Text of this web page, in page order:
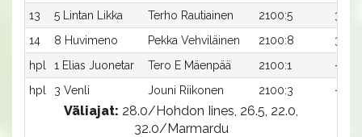
13
5 Lintan Likka Terho Rautiainen 2100:5
30,3
14
8 Huvimeno Pekka Vehviläinen 2100:8
31,2x
hpl
1 Elias Juonetar Tero E Mäenpää 2100:1
-
hpl
3 Venli Jouni Riikonen 2100:3 -
Väliajat: 28.0/Hohdon Iines, 26.5, 22.0,
32.0/Marmardu